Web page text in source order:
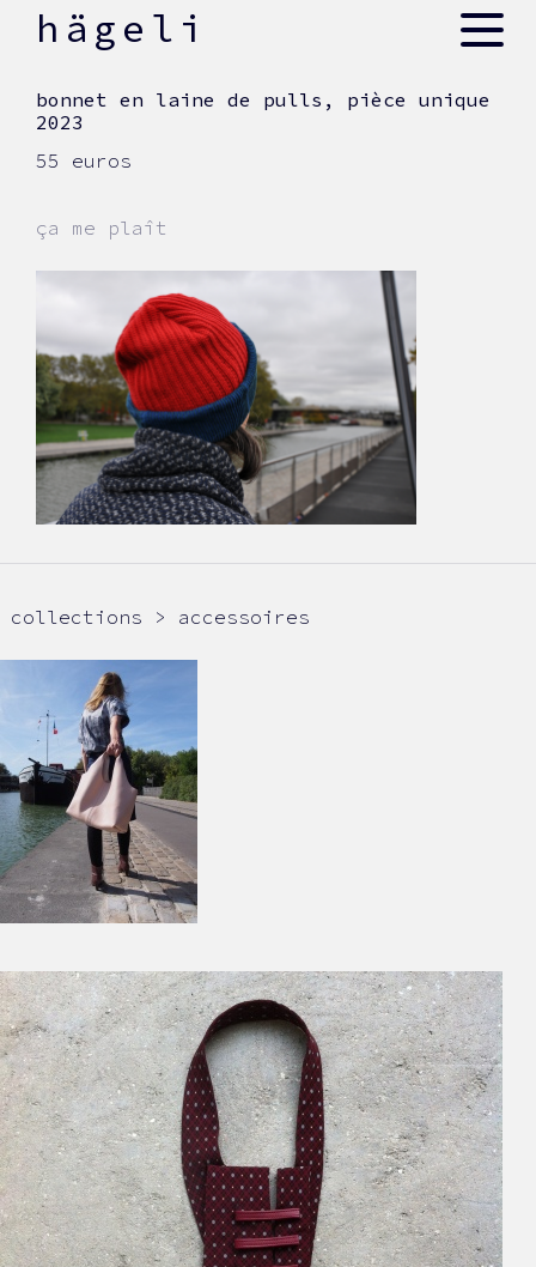
skiphägeli
bonnet en laine de pulls, pièce unique
2023
55 euros
ça me plaît
collections > accessoires